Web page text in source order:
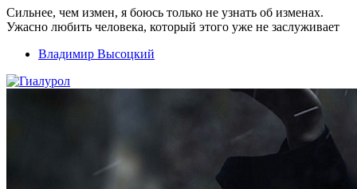
Сильнее, чем измен, я боюсь только не узнать об изменах.
Ужасно любить человека, который этого уже не заслуживает
Владимир Высоцкий